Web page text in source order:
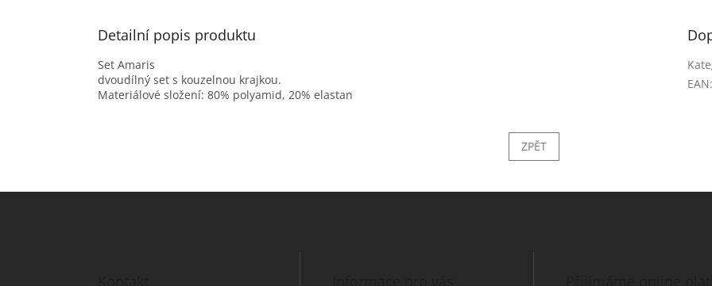
Detailní popis produktu
Set Amaris
dvoudílný set s kouzelnou krajkou.
Materiálové složení: 80% polyamid, 20% elastan
EAN:
ZPĚT
Z